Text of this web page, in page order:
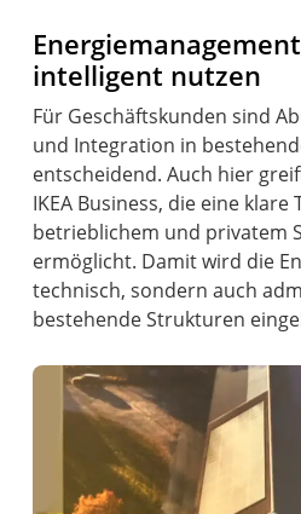
intelligent nutzen
Für Geschäftskunden sind
und Integration in
entscheidend. Auch hier
IKEA Business, die eine
betrieblichem und privatem
ermöglicht. Damit wird die
technisch, sondern auch
bestehende Strukturen